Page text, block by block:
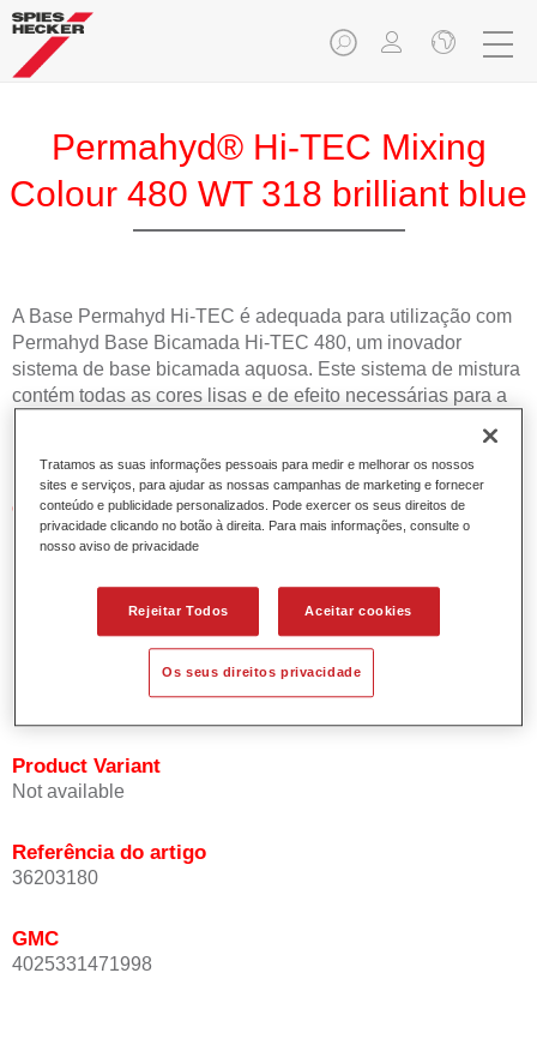
Permahyd® Hi-TEC Mixing
Colour 480 WT 318 brilliant blue
A Base Permahyd Hi-TEC é adequada para utilização com
Permahyd Base Bicamada Hi-TEC 480, um inovador
sistema de base bicamada aquosa. Este sistema de mistura
contém todas as cores lisas e de efeito necessárias para a
Características do produto
Simples e rápido de aplicar.
orientação de efeito.
Promove tempos de processo curtos.
Permite um disfarce fácil e fiável.
Proporciona uma óptima cobertura.
Utilizada na repintura de cores de efeito especial OEM.
Product Variant
Not available
Referência do artigo
36203180
GMC
4025331471998
Tratamos as suas informações pessoais para medir e melhorar os nossos
sites e serviços, para ajudar as nossas campanhas de marketing e fornecer
conteúdo e publicidade personalizados. Pode exercer os seus direitos de
privacidade clicando no botão à direita. Para mais informações, consulte o
nosso aviso de privacidade
Rejeitar Todos Aceitar cookies
Os seus direitos privacidade